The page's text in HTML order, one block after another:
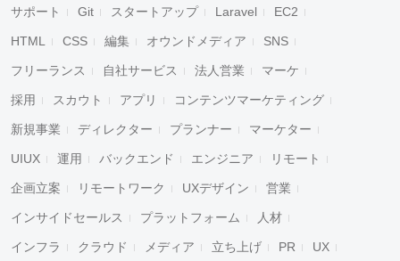
サポート Git スタートアップ Laravel EC2
HTML CSS 編集 オウンドメディア SNS
フリーランス 自社サービス 法人営業 マーケ
採用 スカウト アプリ コンテンツマーケティング
新規事業 ディレクター プランナー マーケター
UIUX 運用 バックエンド エンジニア リモート
企画立案 リモートワーク UXデザイン 営業
インサイドセールス プラットフォーム 人材
インフラ クラウド メディア 立ち上げ PR UX